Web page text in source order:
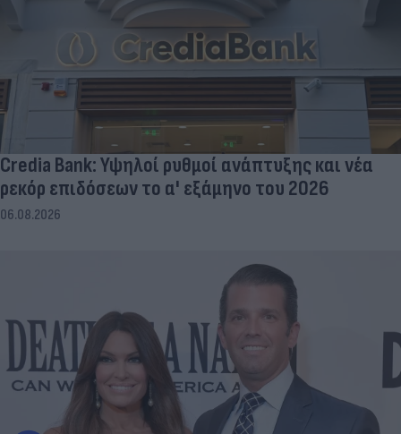
Credia Bank: Υψηλοί ρυθμοί ανάπτυξης και νέα
ρεκόρ επιδόσεων το α' εξάμηνο του 2026
06.08.2026